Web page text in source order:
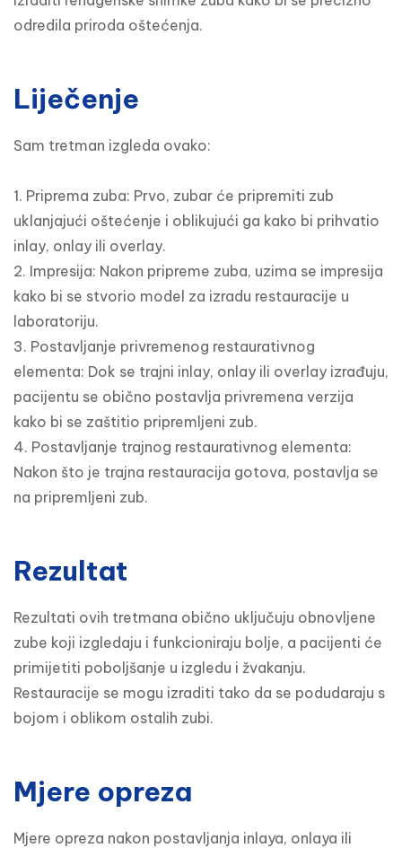
odredila priroda oštećenja.
Liječenje
Sam tretman izgleda ovako:
1. Priprema zuba: Prvo, zubar će pripremiti zub
uklanjajući oštećenje i oblikujući ga kako bi prihvatio
inlay, onlay ili overlay.
2. Impresija: Nakon pripreme zuba, uzima se impresija
kako bi se stvorio model za izradu restauracije u
laboratoriju.
3. Postavljanje privremenog restaurativnog
elementa: Dok se trajni inlay, onlay ili overlay izrađuju,
pacijentu se obično postavlja privremena verzija
kako bi se zaštitio pripremljeni zub.
4. Postavljanje trajnog restaurativnog elementa:
Nakon što je trajna restauracija gotova, postavlja se
na pripremljeni zub.
Rezultat
Rezultati ovih tretmana obično uključuju obnovljene
zube koji izgledaju i funkcioniraju bolje, a pacijenti će
primijetiti poboljšanje u izgledu i žvakanju.
Restauracije se mogu izraditi tako da se podudaraju s
bojom i oblikom ostalih zubi.
Mjere opreza
Mjere opreza nakon postavljanja inlaya, onlaya ili